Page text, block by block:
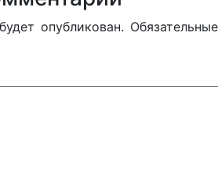
опубликован. Обязательные